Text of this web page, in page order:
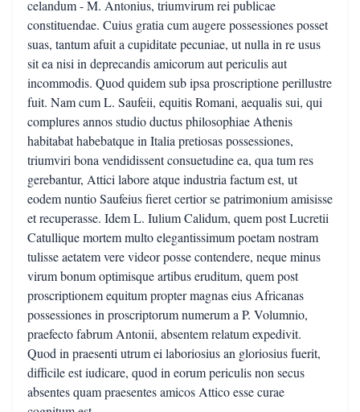
celandum - M. Antonius, triumvirum rei publicae
constituendae. Cuius gratia cum augere possessiones posset
suas, tantum afuit a cupiditate pecuniae, ut nulla in re usus
sit ea nisi in deprecandis amicorum aut periculis aut
incommodis. Quod quidem sub ipsa proscriptione perillustre
fuit. Nam cum L. Saufeii, equitis Romani, aequalis sui, qui
complures annos studio ductus philosophiae Athenis
habitabat habebatque in Italia pretiosas possessiones,
triumviri bona vendidissent consuetudine ea, qua tum res
gerebantur, Attici labore atque industria factum est, ut
eodem nuntio Saufeius fieret certior se patrimonium amisisse
et recuperasse. Idem L. Iulium Calidum, quem post Lucretii
Catullique mortem multo elegantissimum poetam nostram
tulisse aetatem vere videor posse contendere, neque minus
virum bonum optimisque artibus eruditum, quem post
proscriptionem equitum propter magnas eius Africanas
possessiones in proscriptorum numerum a P. Volumnio,
praefecto fabrum Antonii, absentem relatum expedivit.
Quod in praesenti utrum ei laboriosius an gloriosius fuerit,
difficile est iudicare, quod in eorum periculis non secus
absentes quam praesentes amicos Attico esse curae